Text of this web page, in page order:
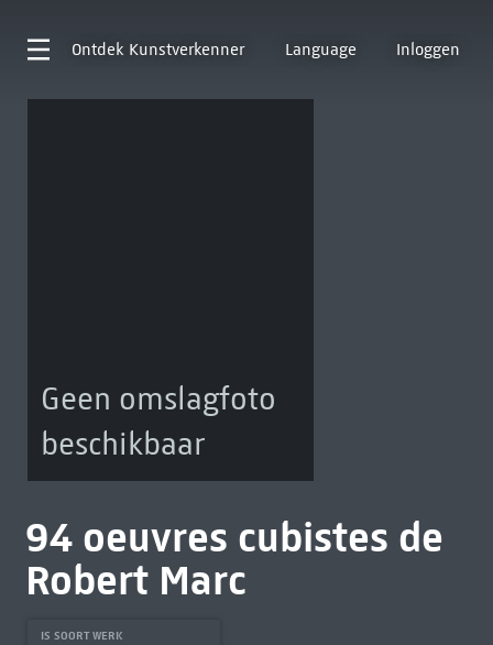
Ontdek Kunstverkenner Language Inloggen
Geen omslagfoto
beschikbaar
94 oeuvres cubistes de
Robert Marc
IS SOORT WERK